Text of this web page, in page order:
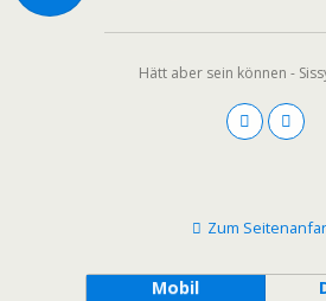
Hätt aber sein können -
Zum
Mobil